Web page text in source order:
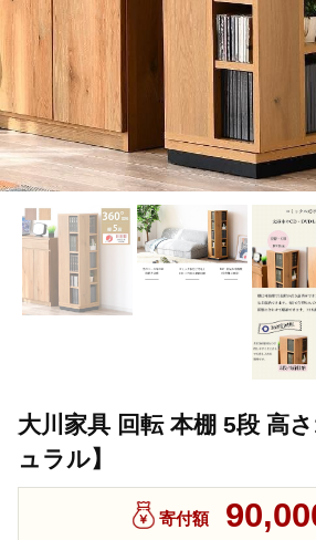
大川家具 回転 本棚 5段 高
ュラル】
寄付額